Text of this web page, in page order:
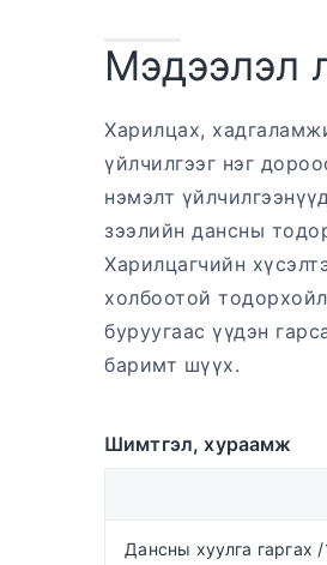
Мэдээлэл
Харилцах,
үйлчилгээг нэг
нэмэлт
зээлийн дансны
Харилцагчийн
холбоотой
буруугаас үүдэн
баримт шүүх.
Шимтгэл, хураамж
Дансны хуулга гаргах